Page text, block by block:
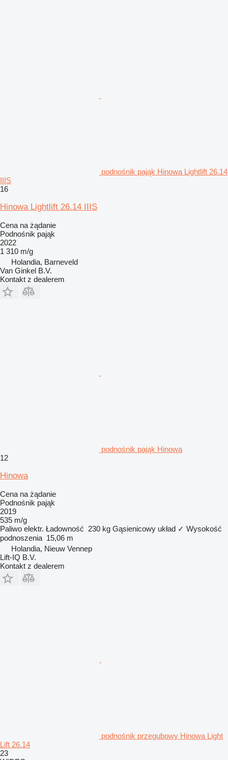
podnośnik pająk Hinowa Lightlift 26.14
IIIS
16
Hinowa Lightlift 26.14 IIIS
Cena na żądanie
Podnośnik pająk
2022
1 310 m/g
Holandia, Barneveld
Van Ginkel B.V.
Kontakt z dealerem
podnośnik pająk Hinowa
12
Hinowa
Cena na żądanie
Podnośnik pająk
2019
535 m/g
Paliwo elektr. Ładowność 230 kg Gąsienicowy układ ✓ Wysokość
podnoszenia 15,06 m
Holandia, Nieuw Vennep
Lift-IQ B.V.
Kontakt z dealerem
podnośnik przegubowy Hinowa Light
Lift 26.14
23